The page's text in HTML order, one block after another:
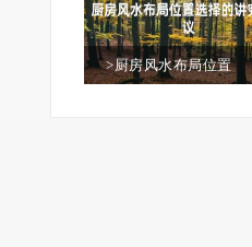
>厨房风水布局位置